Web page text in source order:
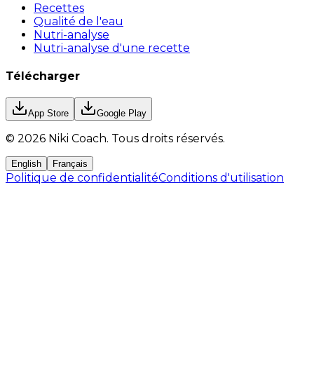
Recettes
Qualité de l'eau
Nutri-analyse
Nutri-analyse d'une recette
Télécharger
App Store Google Play
© 2026 Niki Coach. Tous droits réservés.
English Français
Politique de confidentialitéConditions d'utilisation